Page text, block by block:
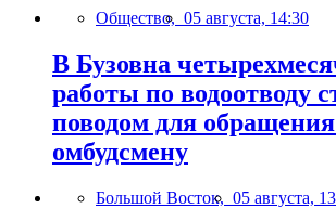
Общество, 05 августа, 14:30
В Бузовна
работы по водоотводу
поводом для
омбудсмену
Большой Восток, 05 августа,